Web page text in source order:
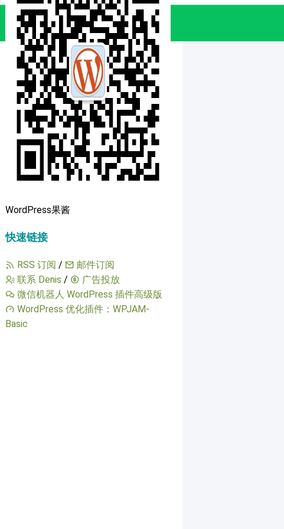
WordPress果酱
快速链接
RSS 订阅 /
邮件订阅
联系 Denis /
广告投放
微信机器人 WordPress 插件高级版
WordPress 优化插件：WPJAM-
Basic